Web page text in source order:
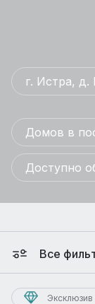
г. Истра, д.
Домов в
Доступно
Все
Эксклюзив